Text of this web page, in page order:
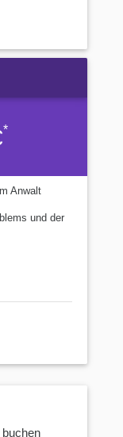
*
Anwalt
und der